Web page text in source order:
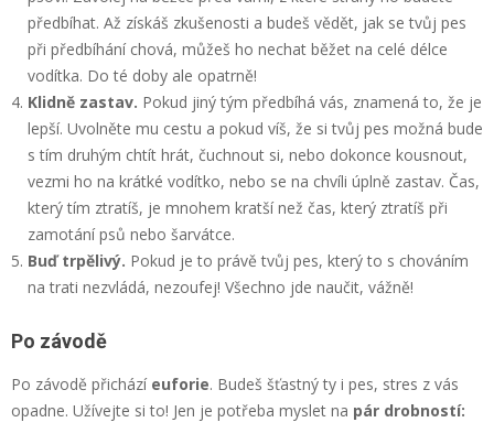
předbíhat. Až získáš zkušenosti a budeš vědět, jak se tvůj pes
při předbíhání chová, můžeš ho nechat běžet na celé délce
vodítka. Do té doby ale opatrně!
Klidně zastav. Pokud jiný tým předbíhá vás, znamená to, že je
lepší. Uvolněte mu cestu a pokud víš, že si tvůj pes možná bude
s tím druhým chtít hrát, čuchnout si, nebo dokonce kousnout,
vezmi ho na krátké vodítko, nebo se na chvíli úplně zastav. Čas,
který tím ztratíš, je mnohem kratší než čas, který ztratíš při
zamotání psů nebo šarvátce.
Buď trpělivý. Pokud je to právě tvůj pes, který to s chováním
na trati nezvládá, nezoufej! Všechno jde naučit, vážně!
Po závodě
Po závodě přichází euforie. Budeš šťastný ty i pes, stres z vás
opadne. Užívejte si to! Jen je potřeba myslet na pár drobností: